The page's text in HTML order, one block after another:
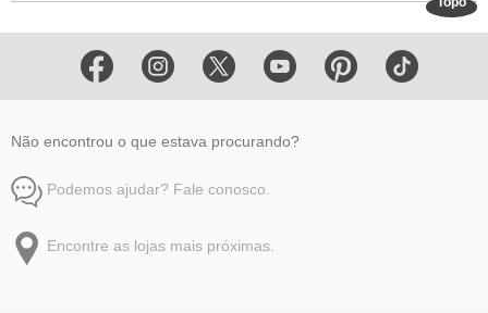
Não encontrou o que estava procurando?
Podemos ajudar? Fale conosco.
Encontre as lojas mais próximas.